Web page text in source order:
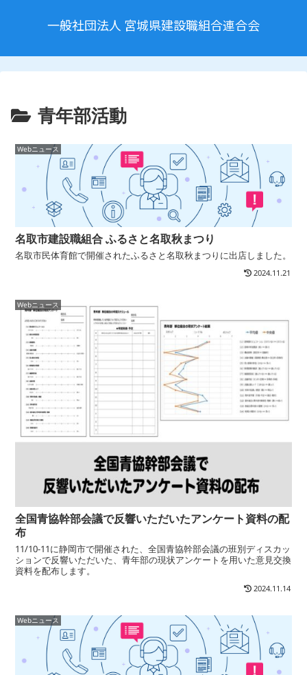
一般社団法人 宮城県建設職組合連合会
青年部活動
Webニュース
名取市建設職組合 ふるさと名取秋まつり
名取市民体育館で開催されたふるさと名取秋まつりに出店しました。
2024.11.21
Webニュース
全国青協幹部会議で反響いただいたアンケート資料の配
布
11/10-11に静岡市で開催された、全国青協幹部会議の班別ディスカッ
ションで反響いただいた、青年部の現状アンケートを用いた意見交換
資料を配布します。
2024.11.14
Webニュース